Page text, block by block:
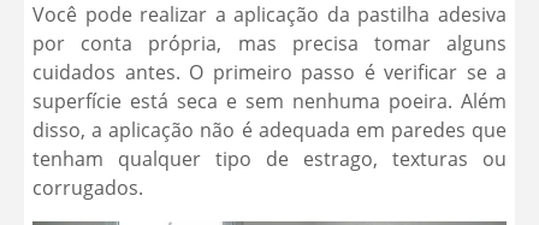
Você pode realizar a aplicação da pastilha adesiva
por conta própria, mas precisa tomar alguns
cuidados antes. O primeiro passo é verificar se a
superfície está seca e sem nenhuma poeira. Além
disso, a aplicação não é adequada em paredes que
tenham qualquer tipo de estrago, texturas ou
corrugados.